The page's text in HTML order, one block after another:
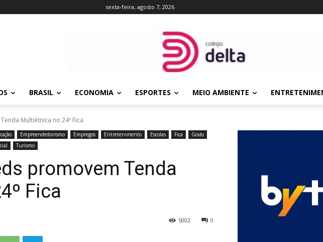
sexta-feira, agosto 7, 2026
BRASIL ECONOMIA ESPORTES MEIO AMBIENTE
Multiétnica no 24º Fica
Empreendedorismo Empregos Entretenimento Escolas Fica
Goiás
Turismo
promovem Tenda
Fica
0
5002